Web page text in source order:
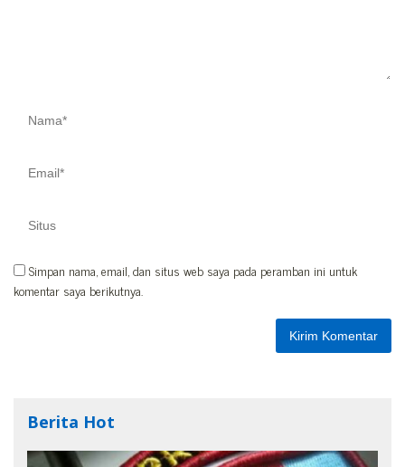
Simpan nama, email, dan situs web saya pada peramban ini untuk
komentar saya berikutnya.
Berita Hot